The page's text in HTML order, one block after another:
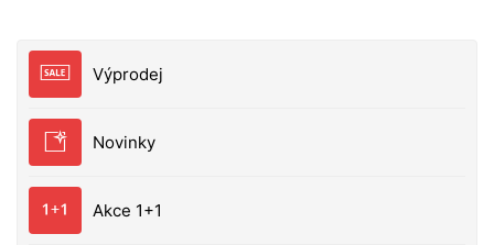
Výprodej
Novinky
Akce 1+1